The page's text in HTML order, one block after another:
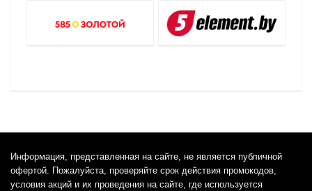
Информация, представленная на сайте, не является публичной
офертой. Пожалуйста, проверяйте срок действия промокодов,
условия акций и их проведения на сайте, где используется